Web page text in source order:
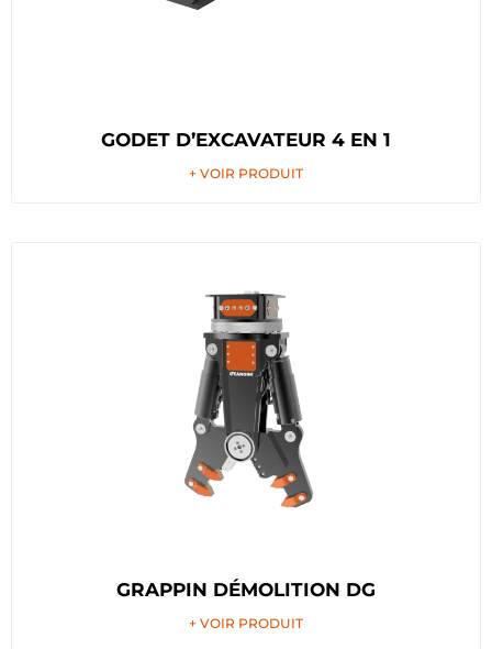
GODET D’EXCAVATEUR 4 EN 1
+ VOIR PRODUIT
GRAPPIN DÉMOLITION DG
+ VOIR PRODUIT